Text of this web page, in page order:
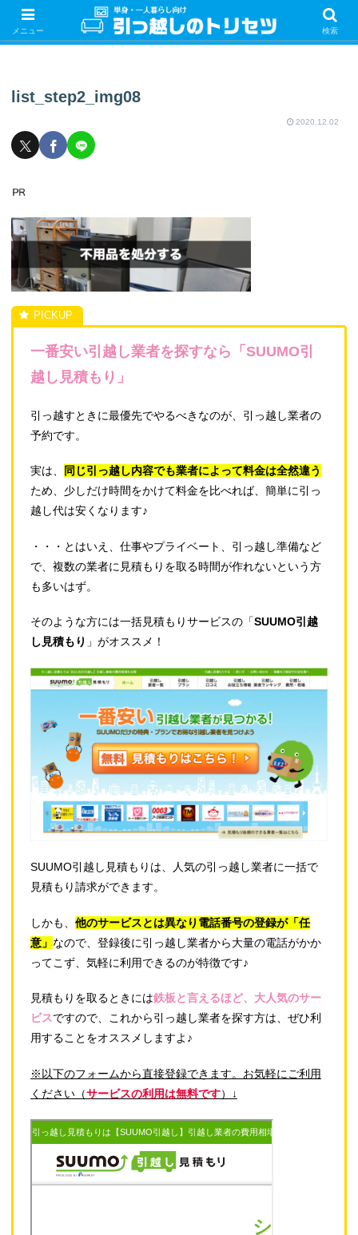
単身・一人暮らしの引っ越しをするときの手続き・やることを紹介！サクッと
引っ越しをしましょう♪
list_step2_img08
2020.12.02
一番安い引越し業者を探すなら「SUUMO引
越し見積もり」
引っ越すときに最優先でやるべきなのが、引っ越し業者の
予約です。
実は、
同じ引っ越し内容でも業者によって料金は全然違う
ため、少しだけ時間をかけて料金を比べれば、簡単に引っ
越し代は安くなります♪
・・・とはいえ、仕事やプライベート、引っ越し準備など
で、複数の業者に見積もりを取る時間が作れないという方
も多いはず。
そのような方には一括見積もりサービスの「SUUMO引越
し見積もり 」がオススメ！
SUUMO引越し見積もりは、人気の引っ越し業者に一括で
見積もり請求ができます。
しかも、 他のサービスとは異なり電話番号の登録が「任
意」 なので、登録後に引っ越し業者から大量の電話がかか
ってこず、気軽に利用できるのが特徴です♪
見積もりを取るときには鉄板と言えるほど、大人気のサー
ビスですので、これから引っ越し業者を探す方は、ぜひ利
用することをオススメしますよ♪
※以下のフォームから直接登録できます。お気軽にご利用
ください（サービスの利用は無料です）↓
メニュー 検索